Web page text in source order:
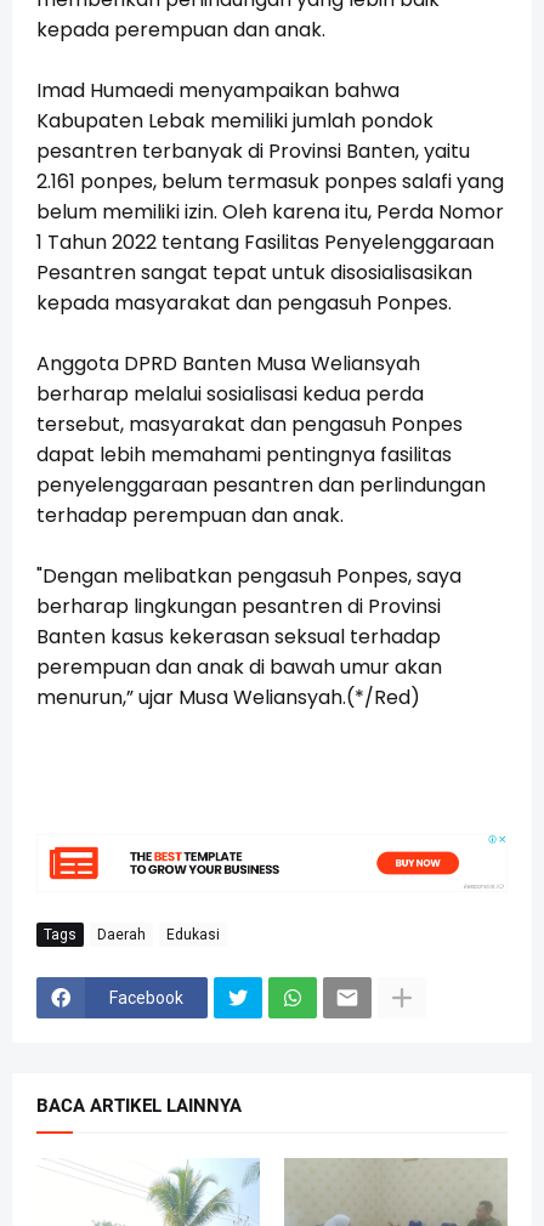
kepada perempuan dan anak.
Imad Humaedi menyampaikan bahwa
Kabupaten Lebak memiliki jumlah pondok
pesantren terbanyak di Provinsi Banten, yaitu
2.161 ponpes, belum termasuk ponpes salafi yang
belum memiliki izin. Oleh karena itu, Perda Nomor
1 Tahun 2022 tentang Fasilitas Penyelenggaraan
Pesantren sangat tepat untuk disosialisasikan
kepada masyarakat dan pengasuh Ponpes.
Anggota DPRD Banten Musa Weliansyah
berharap melalui sosialisasi kedua perda
tersebut, masyarakat dan pengasuh Ponpes
dapat lebih memahami pentingnya fasilitas
penyelenggaraan pesantren dan perlindungan
terhadap perempuan dan anak.
"Dengan melibatkan pengasuh Ponpes, saya
berharap lingkungan pesantren di Provinsi
Banten kasus kekerasan seksual terhadap
perempuan dan anak di bawah umur akan
menurun,” ujar Musa Weliansyah.(*/Red)
Tags Daerah Edukasi
Facebook
BACA ARTIKEL LAINNYA